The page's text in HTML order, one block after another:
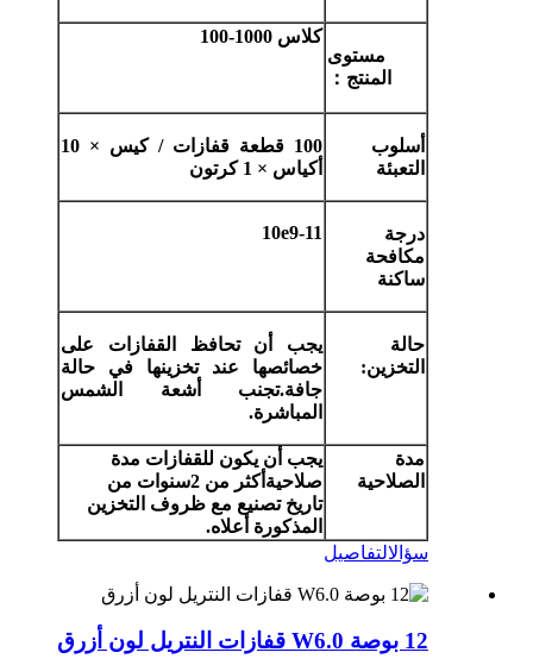
مستوى
المنتج ：
كلاس 1000-100
أسلوب
التعبئة
100 قطعة قفازات / كيس × 10
أكياس × 1 كرتون
درجة
مكافحة
ساكنة
10e9-11
حالة
التخزين:
يجب أن تحافظ القفازات على
خصائصها عند تخزينها في حالة
جافة.تجنب أشعة الشمس
المباشرة.
مدة
الصلاحية
يجب أن يكون للقفازات مدة
صلاحية أكثر من 2
سنوات من
تاريخ تصنيع مع ظروف التخزين
المذكورة أعلاه.
سؤالالتفاصيل
12 بوصة W6.0 قفازات النتريل لون أزرق